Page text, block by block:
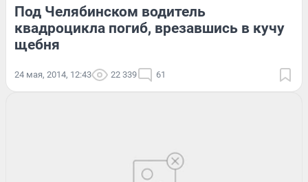
Под Челябинском водитель
квадроцикла погиб, врезавшись в кучу
щебня
24 мая, 2014, 12:43 22 339 61